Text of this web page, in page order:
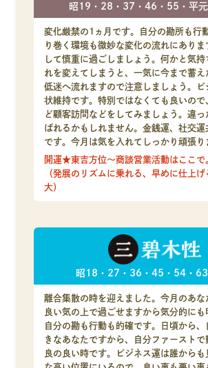
昭19・28・37・46・55・平
変化厳禁の1ヵ月です。自分の勘所も行
り巻く環境も微妙な変化の流れにあり
して慎重に過ごしましょう。何かと気
れを変えてしまうと、一気に今まで蓄え
低迷へ流れますので注意しましょう。ビ
状維持です。特別ではなくても良いので
ど顧客訪問などをしてみましょう。違
ばれるかもしれません。金銭運、社交運
です。今月は気を入れてしっかり頑張り
開運★東吉方位～商談営業活動はここで
（発展のリズムに乗れる、早めに仕上
大）
昭18・27・36・45・54・
離合集散の時を迎えました。今月のあな
良い気の上で過ごせますから気分的にも
自分の勘も行動も的確です。日頃から
きなあなたですから、自分ファースト
良の良い時です。ビジネス運は誰からも